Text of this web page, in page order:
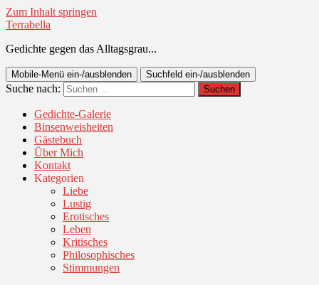
Zum Inhalt springen
Terrabella
Gedichte gegen das Alltagsgrau...
Mobile-Menü ein-/ausblenden Suchfeld ein-/ausblenden
Suche nach:
Gedichte-Galerie
Binsenweisheiten
Gästebuch
Über Mich
Kontakt
Kategorien
Liebe
Lustig
Erotisches
Leben
Kritisches
Philosophisches
Stimmungen